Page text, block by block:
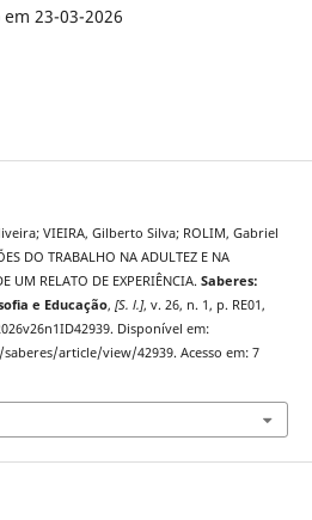
23-03-2026
VIEIRA, Gilberto Silva; ROLIM, Gabriel
DO TRABALHO NA ADULTEZ E NA
UM RELATO DE EXPERIÊNCIA. Saberes:
e Educação, [S. l.], v. 26, n. 1, p. RE01,
Disponível em:
article/view/42939. Acesso em: 7